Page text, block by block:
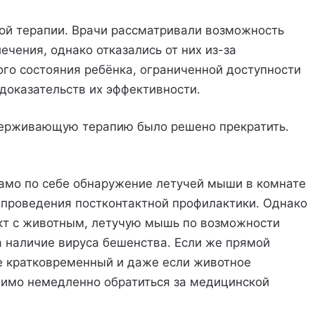
терапии. Врачи рассматривали возможность
однако отказались от них из-за
состояния ребёнка, ограниченной доступности
их эффективности.
терапию было решено прекратить.
по себе обнаружение летучей мыши в комнате
постконтактной профилактики. Однако
с животным, летучую мышь по возможности
наличие вируса бешенства. Если же прямой
и даже если животное
немедленно обратиться за медицинской